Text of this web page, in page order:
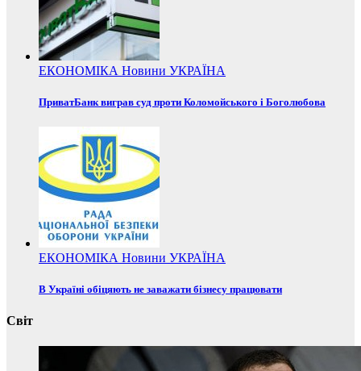
ЕКОНОМІКА Новини УКРАЇНА
ПриватБанк виграв суд проти Коломойського і Боголюбова
ЕКОНОМІКА Новини УКРАЇНА
В Україні обіцяють не заважати бізнесу працювати
Світ